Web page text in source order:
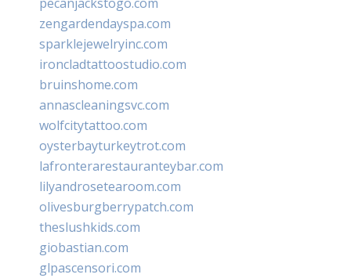
zengardendayspa.com
sparklejewelryinc.com
ironcladtattoostudio.com
bruinshome.com
annascleaningsvc.com
wolfcitytattoo.com
oysterbayturkeytrot.com
lafronterarestauranteybar.com
lilyandrosetearoom.com
olivesburgberrypatch.com
theslushkids.com
giobastian.com
glpascensori.com